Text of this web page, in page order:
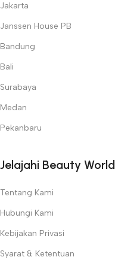
Jakarta
Janssen House PB
Bandung
Bali
Surabaya
Medan
Pekanbaru
Jelajahi Beauty World
Tentang Kami
Hubungi Kami
Kebijakan Privasi
Syarat & Ketentuan